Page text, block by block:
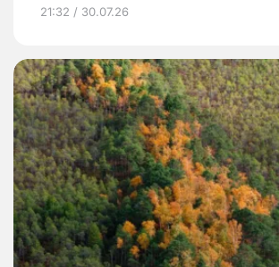
21:32 / 30.07.26